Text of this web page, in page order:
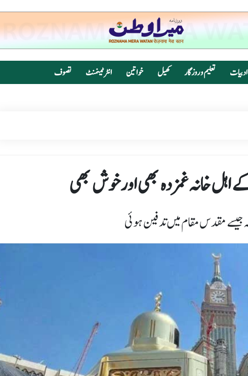
ادبیات تعلیم و روزگار کھیل خواتین انٹرٹینمنٹ تصوف
خانہ غمزدہ بھی اورخوش بھی
مقدس مقام میں تدفین ہوئی